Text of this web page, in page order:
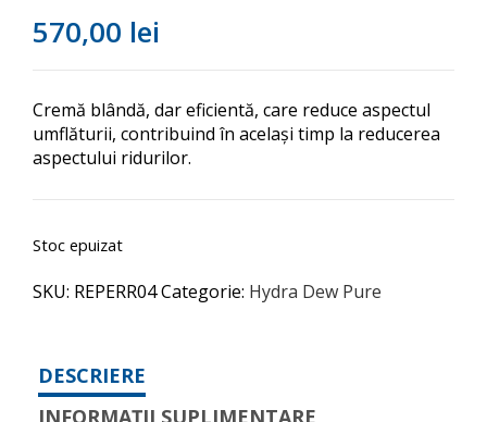
570,00 lei
Cremă blândă, dar eficientă, care reduce aspectul
umflăturii, contribuind în același timp la reducerea
aspectului ridurilor.
Stoc epuizat
SKU: REPERR04Categorie: Hydra Dew Pure
DESCRIERE
INFORMAȚII SUPLIMENTARE